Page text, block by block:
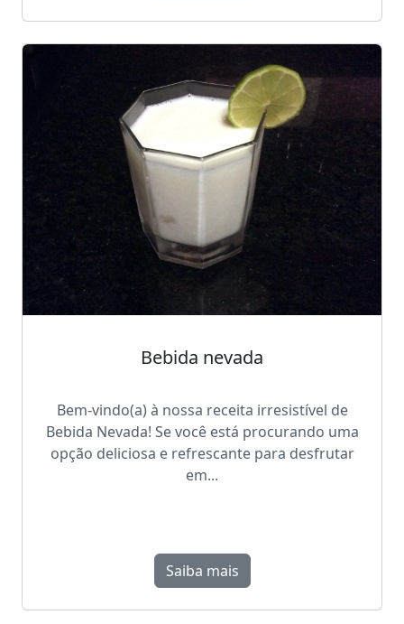
Bebida nevada
Bem-vindo(a) à nossa receita irresistível de
Bebida Nevada! Se você está procurando uma
opção deliciosa e refrescante para desfrutar
em...
Saiba mais